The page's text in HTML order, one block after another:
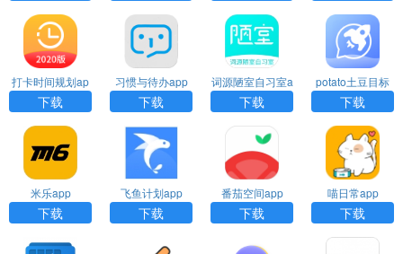
打卡时间规划ap
p
下载
习惯与待办app
下载
词源陋室自习室a
pp
下载
potato土豆目标
打卡app
下载
米乐app
下载
飞鱼计划app
下载
番茄空间app
下载
喵日常app
下载